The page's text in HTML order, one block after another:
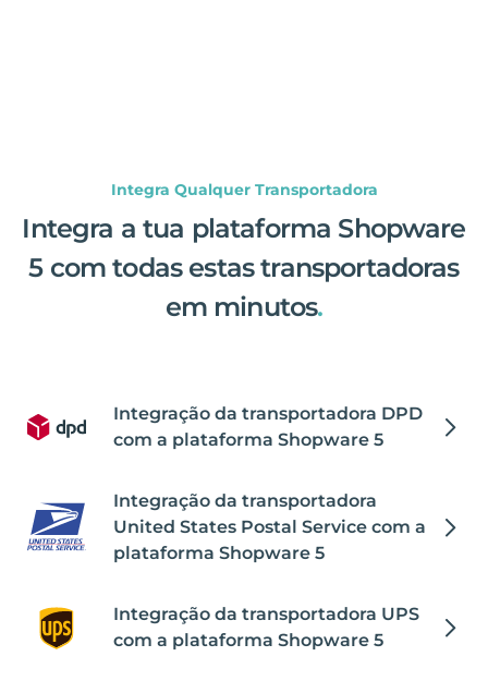
Integra Qualquer Transportadora
Integra a tua plataforma Shopware
5 com todas estas transportadoras
em minutos.
Integração da transportadora DPD
com a plataforma Shopware 5
Integração da transportadora
United States Postal Service com a
plataforma Shopware 5
Integração da transportadora UPS
com a plataforma Shopware 5